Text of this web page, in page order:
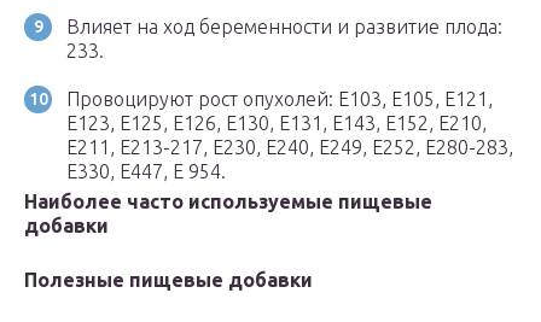
Влияет на ход беременности и развитие плода:
233.
Провоцируют рост опухолей: Е103, Е105, Е121,
Е123, Е125, Е126, Е130, Е131, Е143, Е152, Е210,
Е211, Е213-217, Е230, Е240, Е249, Е252, Е280-283,
Е330, Е447, Е 954.
Наиболее часто используемые пищевые
добавки
Полезные пищевые добавки